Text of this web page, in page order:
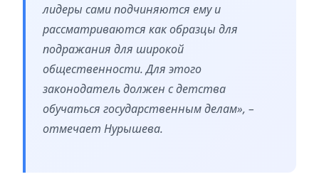
лидеры сами подчиняются ему и
рассматриваются как образцы для
подражания для широкой
общественности. Для этого
законодатель должен с детства
обучаться государственным делам», –
отмечает Нурышева.